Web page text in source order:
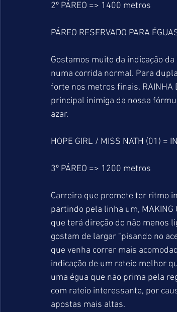
2º PÁREO => 1400 metros
PÁREO RESERVADO PARA
Gostamos muito da indicação
numa corrida normal. Para
forte nos metros finais. RAINHA
principal inimiga da nossa
azar.
HOPE GIRL / MISS NATH (01) =
3º PÁREO => 1200 metros
Carreira que promete ter ritmo
partindo pela linha um, MAKING
que terá direção do não menos
gostam de largar "pisando no
que venha correr mais
indicação de um rateio melhor
uma égua que não prima pela
com rateio interessante, por
apostas mais altas.